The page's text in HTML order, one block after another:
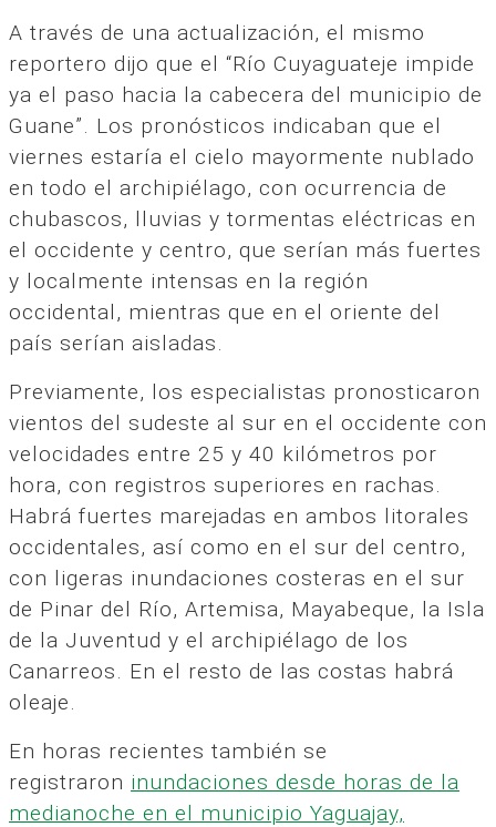
A través de una actualización, el mismo
reportero dijo que el “Río Cuyaguateje impide
ya el paso hacia la cabecera del municipio de
Guane”. Los pronósticos indicaban que el
viernes estaría el cielo mayormente nublado
en todo el archipiélago, con ocurrencia de
chubascos, lluvias y tormentas eléctricas en
el occidente y centro, que serían más fuertes
y localmente intensas en la región
occidental, mientras que en el oriente del
país serían aisladas.
Previamente, los especialistas pronosticaron
vientos del sudeste al sur en el occidente con
velocidades entre 25 y 40 kilómetros por
hora, con registros superiores en rachas.
Habrá fuertes marejadas en ambos litorales
occidentales, así como en el sur del centro,
con ligeras inundaciones costeras en el sur
de Pinar del Río, Artemisa, Mayabeque, la Isla
de la Juventud y el archipiélago de los
Canarreos. En el resto de las costas habrá
oleaje.
En horas recientes también se
registraron inundaciones desde horas de la
medianoche en el municipio Yaguajay,